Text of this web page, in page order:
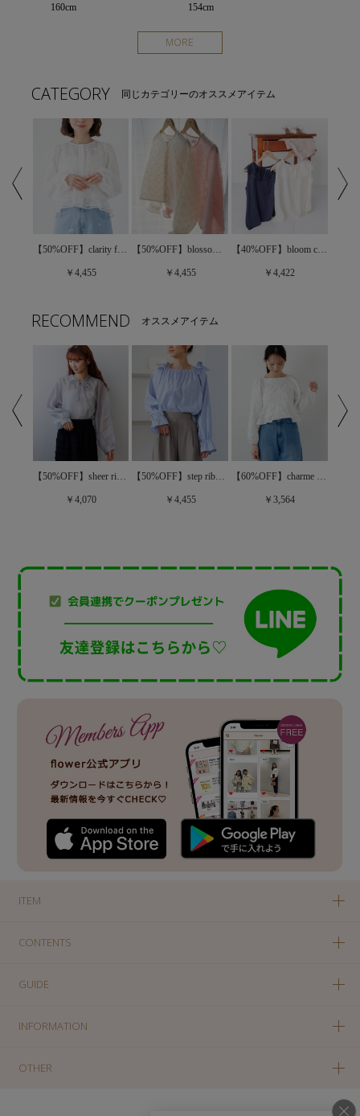
160cm
154cm
MORE
CATEGORY 同じカテゴリーのオススメアイテム
【50%OFF】clarity flower blouse～ｸﾗﾘﾃｨﾌﾗﾜｰﾌﾞﾗｳｽ
￥4,455
【50%OFF】blossom lace blouse～ﾌﾞﾛｯｻﾑﾚｰｽﾌﾞﾗｳｽ
￥4,455
【40%OFF】bloom collar top～ﾌﾞﾙｰﾑｶﾗｰﾄｯﾌﾟ
￥4,422
RECOMMEND オススメアイテム
【50%OFF】sheer ribbon blouse～ｼｱｰﾘﾎﾞﾝﾌﾞﾗｳｽ
￥4,070
【50%OFF】step ribbon blouse～ｽﾃｯﾌﾟﾘﾎﾞﾝﾌﾞﾗｳｽ
￥4,455
【60%OFF】charme flower blouse～ｼｬﾙﾑﾌﾗﾜｰﾌﾞﾗｳｽ
￥3,564
ITEM
CONTENTS
GUIDE
INFORMATION
OTHER